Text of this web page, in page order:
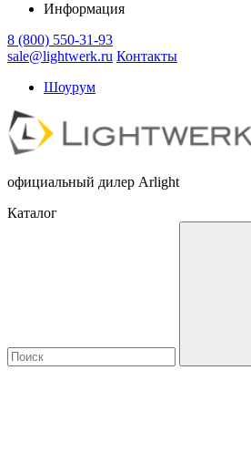
Информация
8 (800) 550-31-93
sale@lightwerk.ru Контакты
Шоурум
официальный дилер Arlight
Каталог